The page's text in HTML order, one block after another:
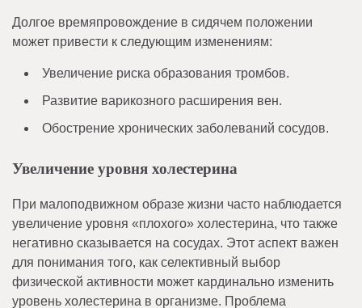
Долгое времяпровождение в сидячем положении
может привести к следующим изменениям:
Увеличение риска образования тромбов.
Развитие варикозного расширения вен.
Обострение хронических заболеваний сосудов.
Увеличение уровня холестерина
При малоподвижном образе жизни часто наблюдается
увеличение уровня «плохого» холестерина, что также
негативно сказывается на сосудах. Этот аспект важен
для понимания того, как селективный выбор
физической активности может кардинально изменить
уровень холестерина в организме. Проблема